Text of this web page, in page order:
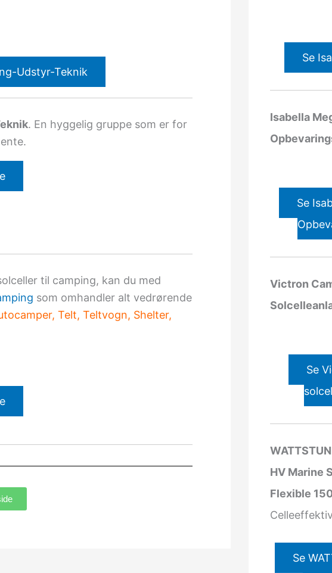
Udstyr-Teknik
. En hyggelig gruppe som er for
til camping, kan du med
som omhandler alt vedrørende
Telt, Teltvogn, Shelter,
Se
Isabella
Se
Victron
Se
HV Marine
Flexible
Se